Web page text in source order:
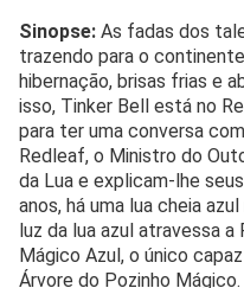
Sinopse: As fadas dos
trazendo para o
hibernação, brisas frias e
isso, Tinker Bell está no
para ter uma conversa
Redleaf, o Ministro do
da Lua e explicam-lhe
anos, há uma lua cheia
luz da lua azul atravessa a
Mágico Azul, o único
Árvore do Pozinho